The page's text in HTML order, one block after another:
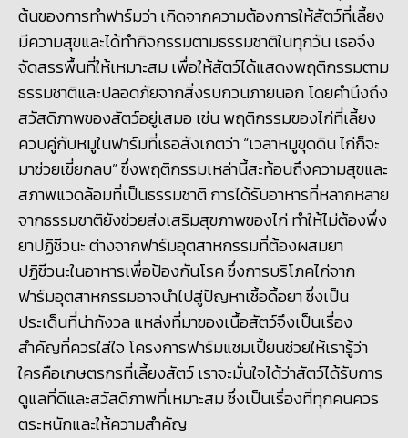
ต้นของการทำฟาร์มว่า เกิดจากความต้องการให้สัตว์ที่เลี้ยง
มีความสุขและได้ทำกิจกรรมตามธรรมชาติในทุกวัน เธอจึง
จัดสรรพื้นที่ให้เหมาะสม เพื่อให้สัตว์ได้แสดงพฤติกรรมตาม
ธรรมชาติและปลอดภัยจากสิ่งรบกวนภายนอก โดยคำนึงถึง
สวัสดิภาพของสัตว์อยู่เสมอ เช่น พฤติกรรมของไก่ที่เลี้ยง
ควบคู่กับหมูในฟาร์มที่เธอสังเกตว่า “เวลาหมูขุดดิน ไก่ก็จะ
มาช่วยเขี่ยกลบ” ซึ่งพฤติกรรมเหล่านี้สะท้อนถึงความสุขและ
สภาพแวดล้อมที่เป็นธรรมชาติ การได้รับอาหารที่หลากหลาย
จากธรรมชาติยังช่วยส่งเสริมสุขภาพของไก่ ทำให้ไม่ต้องพึ่ง
ยาปฏิชีวนะ ต่างจากฟาร์มอุตสาหกรรมที่ต้องผสมยา
ปฏิชีวนะในอาหารเพื่อป้องกันโรค ซึ่งการบริโภคไก่จาก
ฟาร์มอุตสาหกรรมอาจนำไปสู่ปัญหาเชื้อดื้อยา ซึ่งเป็น
ประเด็นที่น่ากังวล แหล่งที่มาของเนื้อสัตว์จึงเป็นเรื่อง
สำคัญที่ควรใส่ใจ โครงการฟาร์มแชมเปี้ยนช่วยให้เรารู้ว่า
ใครคือเกษตรกรที่เลี้ยงสัตว์ เราจะมั่นใจได้ว่าสัตว์ได้รับการ
ดูแลที่ดีและสวัสดิภาพที่เหมาะสม ซึ่งเป็นเรื่องที่ทุกคนควร
ตระหนักและให้ความสำคัญ